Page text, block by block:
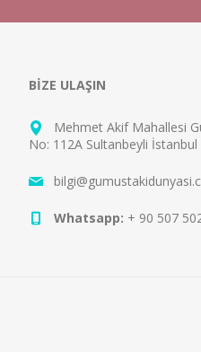
BİZE ULAŞIN
Mehmet Akif Mahallesi
No: 112A Sultanbeyli İstanbul
Whatsapp: + 90 507